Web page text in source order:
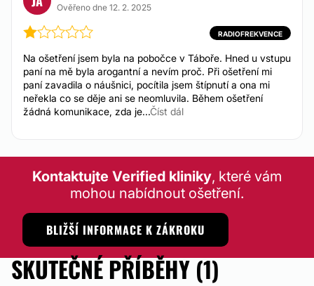
PLASTICKÁ CHIRURGIE
Niťový lifting
DERMATOLOGIE
Od 200 Kč
Vypadávání vlasů
Od 2.300 Kč
Vlasová mezoterapie
Ověřeno dne 12. 2. 2025
RADIOFREKVENCE
Na ošetření jsem byla na pobočce v Táboře. Hned u vstupu
paní na mě byla arogantní a nevím proč. Při ošetření mi
paní zavadila o náušnici, pocítila jsem štípnutí a ona mi
neřekla co se děje ani se neomluvila. Během ošetření
žádná komunikace, zda je...Číst dál
Kontaktujte Verified kliniky, které vám
mohou nabídnout ošetření.
BLIŽŠÍ INFORMACE K ZÁKROKU
SKUTEČNÉ PŘÍBĚHY (1)